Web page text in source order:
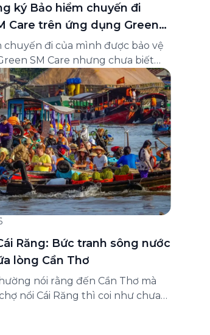
ký Bảo hiểm chuyến đi
Care trên ứng dụng Green
chuyến đi của mình được bảo vệ
SM Care nhưng chưa biết
Bài viết dưới đây sẽ hướng
cách tham gia (và hủy tham gia)
này ngay trên ứng dụng Green
lưu ý quan trọng trước khi
Răng: Bức tranh sông nước
lòng Cần Thơ
nói rằng đến Cần Thơ mà
nổi Cái Răng thì coi như chưa